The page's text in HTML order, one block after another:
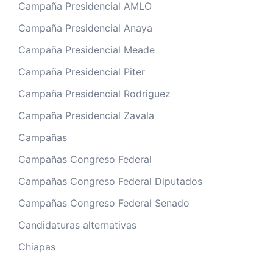
Campaña Presidencial AMLO
Campaña Presidencial Anaya
Campaña Presidencial Meade
Campaña Presidencial Piter
Campaña Presidencial Rodriguez
Campaña Presidencial Zavala
Campañas
Campañas Congreso Federal
Campañas Congreso Federal Diputados
Campañas Congreso Federal Senado
Candidaturas alternativas
Chiapas